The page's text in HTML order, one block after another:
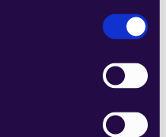
und sind nicht mehr
der auf jedem
auf welchem Silizium
nicht darum, ob der